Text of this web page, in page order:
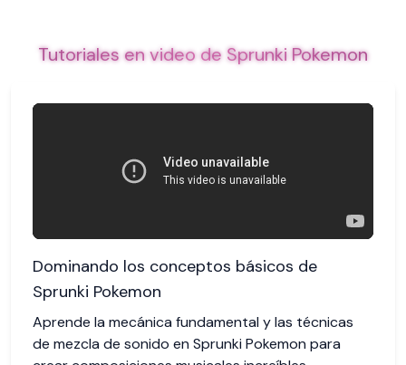
Tutoriales en video de Sprunki Pokemon
Dominando los conceptos básicos de
Sprunki Pokemon
Aprende la mecánica fundamental y las técnicas
de mezcla de sonido en Sprunki Pokemon para